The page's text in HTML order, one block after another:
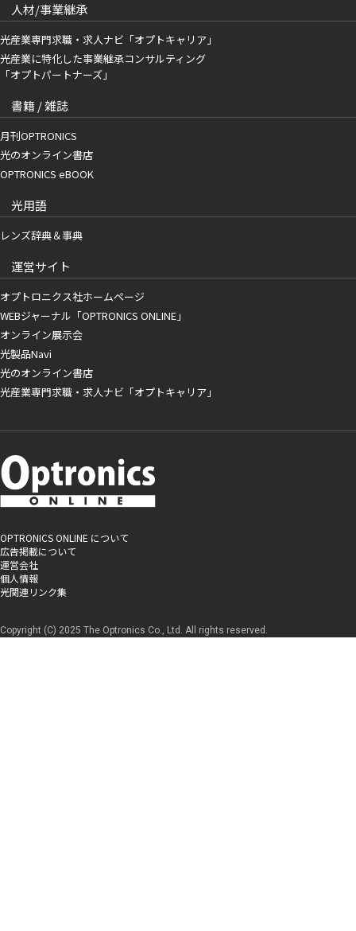
人材/事業継承
光産業専門求職・求人ナビ「オプトキャリア」
光産業に特化した事業継承コンサルティング
「オプトパートナーズ」
書籍 / 雑誌
月刊OPTRONICS
光のオンライン書店
OPTRONICS eBOOK
光用語
レンズ辞典＆事典
運営サイト
オプトロニクス社ホームページ
WEBジャーナル「OPTRONICS ONLINE」
オンライン展示会
光製品Navi
光のオンライン書店
光産業専門求職・求人ナビ「オプトキャリア」
OPTRONICS ONLINE について
広告掲載について
運営会社
個人情報
光関連リンク集
Copyright (C) 2025 The Optronics Co., Ltd. All rights reserved.